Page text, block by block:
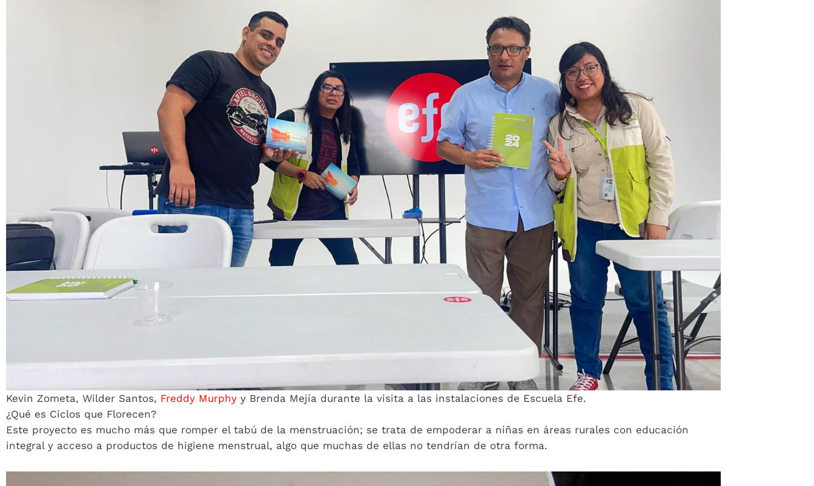
Kevin Zometa, Wilder Santos, Freddy Murphy y Brenda Mejía durante la visita a las instalaciones de Escuela Efe.
¿Qué es Ciclos que Florecen?
Este proyecto es mucho más que romper el tabú de la menstruación; se trata de empoderar a niñas en áreas rurales con educación
integral y acceso a productos de higiene menstrual, algo que muchas de ellas no tendrían de otra forma.